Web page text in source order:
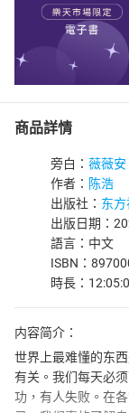
商品詳情
旁白： 薇薇安
作者： 陈浩
出版社： 东方
出版日期：
語言：中文
ISBN：
時長：
内容简介：
世界上最难懂的东
有关。我们每天必
功，有人失败。在